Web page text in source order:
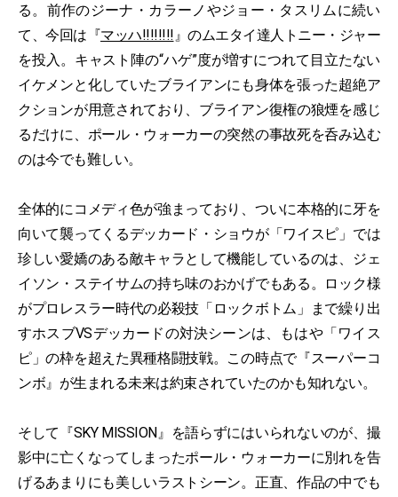
る。前作のジーナ・カラーノやジョー・タスリムに続い
て、今回は『マッハ!!!!!!!! 』のムエタイ達人トニー・ジャー
を投入。キャスト陣の“ハゲ”度が増すにつれて目立たない
イケメンと化していたブライアンにも身体を張った超絶ア
クションが用意されており、ブライアン復権の狼煙を感じ
るだけに、ポール・ウォーカーの突然の事故死を呑み込む
のは今でも難しい。
全体的にコメディ色が強まっており、ついに本格的に牙を
向いて襲ってくるデッカード・ショウが「ワイスピ」では
珍しい愛嬌のある敵キャラとして機能しているのは、ジェ
イソン・ステイサムの持ち味のおかげでもある。ロック様
がプロレスラー時代の必殺技「ロックボトム」まで繰り出
すホスブVSデッカードの対決シーンは、もはや「ワイス
ピ」の枠を超えた異種格闘技戦。この時点で『スーパーコ
ンボ』が生まれる未来は約束されていたのかも知れない。
そして『SKY MISSION』を語らずにはいられないのが、撮
影中に亡くなってしまったポール・ウォーカーに別れを告
げるあまりにも美しいラストシーン。正直、作品の中でも